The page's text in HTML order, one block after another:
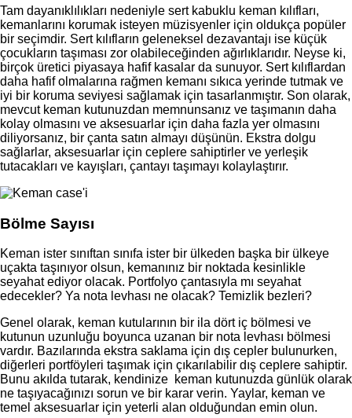
Tam dayanıklılıkları nedeniyle sert kabuklu keman kılıfları,
kemanlarını korumak isteyen müzisyenler için oldukça popüler
bir seçimdir. Sert kılıfların geleneksel dezavantajı ise küçük
çocukların taşıması zor olabileceğinden ağırlıklarıdır. Neyse ki,
birçok üretici piyasaya hafif kasalar da sunuyor. Sert kılıflardan
daha hafif olmalarına rağmen kemanı sıkıca yerinde tutmak ve
iyi bir koruma seviyesi sağlamak için tasarlanmıştır. Son olarak,
mevcut keman kutunuzdan memnunsanız ve taşımanın daha
kolay olmasını ve aksesuarlar için daha fazla yer olmasını
diliyorsanız, bir çanta satın almayı düşünün. Ekstra dolgu
sağlarlar, aksesuarlar için ceplere sahiptirler ve yerleşik
tutacakları ve kayışları, çantayı taşımayı kolaylaştırır.
Bölme Sayısı
Keman ister sınıftan sınıfa ister bir ülkeden başka bir ülkeye
uçakta taşınıyor olsun, kemanınız bir noktada kesinlikle
seyahat ediyor olacak. Portfolyo çantasıyla mı seyahat
edecekler? Ya nota levhası ne olacak? Temizlik bezleri?
Genel olarak, keman kutularının bir ila dört iç bölmesi ve
kutunun uzunluğu boyunca uzanan bir nota levhası bölmesi
vardır. Bazılarında ekstra saklama için dış cepler bulunurken,
diğerleri portföyleri taşımak için çıkarılabilir dış ceplere sahiptir.
Bunu akılda tutarak, kendinize keman kutunuzda günlük olarak
ne taşıyacağınızı sorun ve bir karar verin. Yaylar, keman ve
temel aksesuarlar için yeterli alan olduğundan emin olun.